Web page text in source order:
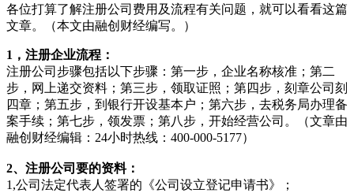
各位打算了解注册公司费用及流程有关问题，就可以看看这篇
文章。（本文由融创财经编写。）
1，注册企业流程：
注册公司步骤包括以下步骤：第一步，企业名称核准；第二
步，网上递交资料；第三步，领取证照；第四步，刻章公司刻
四章；第五步，到银行开设基本户；第六步，去税务局办理备
案手续；第七步，领发票；第八步，开始经营公司。（文章由
融创财经编辑：24小时热线：400-000-5177）
2、注册公司要的资料：
1,公司法定代表人签署的《公司设立登记申请书》；